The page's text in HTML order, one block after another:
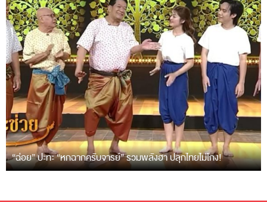
“ฉ่อย” ปะทะ “หกฉากครับจารย์” รวมพลังฮา ปลุกไทยไม่โกง!